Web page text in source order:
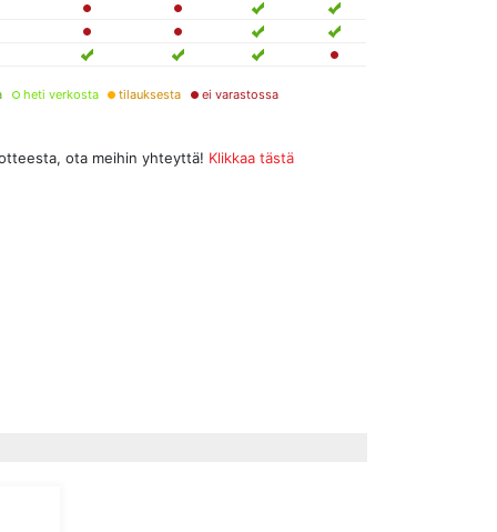
heti verkosta tilauksesta ei varastossa
ota meihin yhteyttä! Klikkaa tästä